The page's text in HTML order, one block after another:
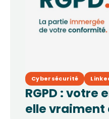
Cybersécurité
RGPD : votre
elle vraiment